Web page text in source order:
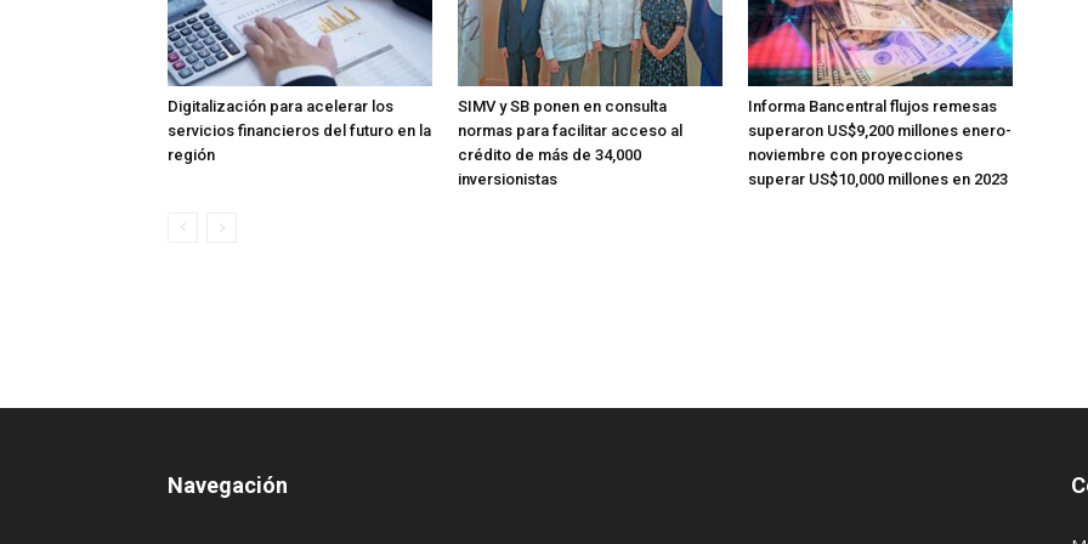
Digitalización para acelerar los
servicios financieros del futuro en la
región
SIMV y SB ponen en consulta
normas para facilitar acceso al
crédito de más de 34,000
inversionistas
Informa Bancentral flujos remesas
superaron US$9,200 millones enero-
noviembre con proyecciones
superar US$10,000 millones en 2023
Navegación